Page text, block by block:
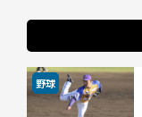
野球